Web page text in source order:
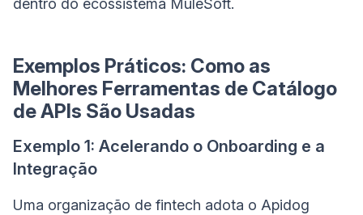
dentro do ecossistema MuleSoft.
Exemplos Práticos: Como as
Melhores Ferramentas de Catálogo
de APIs São Usadas
Exemplo 1: Acelerando o Onboarding e a
Integração
Uma organização de fintech adota o Apidog